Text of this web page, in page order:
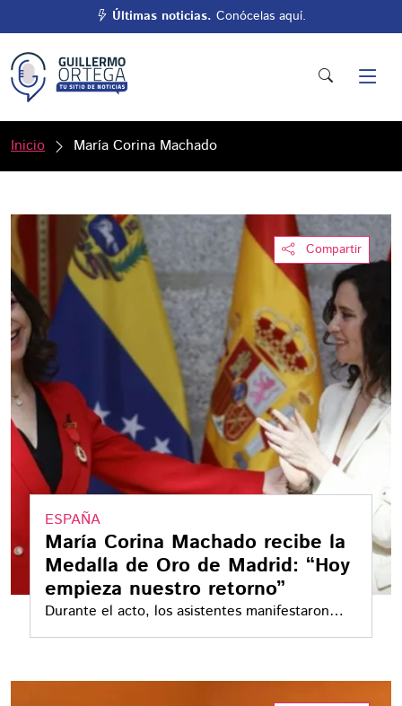
Últimas noticias. Conócelas aquí.
Inicio María Corina Machado
Compartir
ESPAÑA
María Corina Machado recibe la
Medalla de Oro de Madrid: “Hoy
empieza nuestro retorno”
Durante el acto, los asistentes manifestaron
consignas relacionadas con la exigencia de